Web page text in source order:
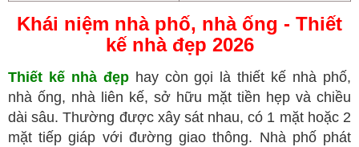
Khái niệm nhà phố, nhà ống - Thiết
kế nhà đẹp 2026
Thiết kế nhà đẹphay còn gọi là thiết kế nhà phố,
nhà ống, nhà liên kế, sở hữu mặt tiền hẹp và chiều
dài sâu. Thường được xây sát nhau, có 1 mặt hoặc 2
mặt tiếp giáp với đường giao thông. Nhà phố phát